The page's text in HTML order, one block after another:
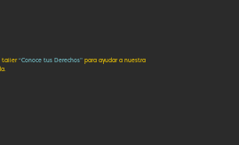
taller“Conoce tus Derechos” para ayudar a nuestra